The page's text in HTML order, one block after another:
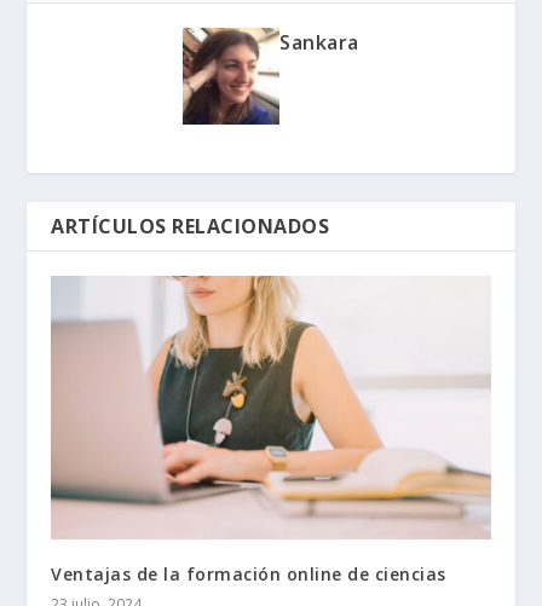
Sankara
ARTÍCULOS RELACIONADOS
Ventajas de la formación online de ciencias